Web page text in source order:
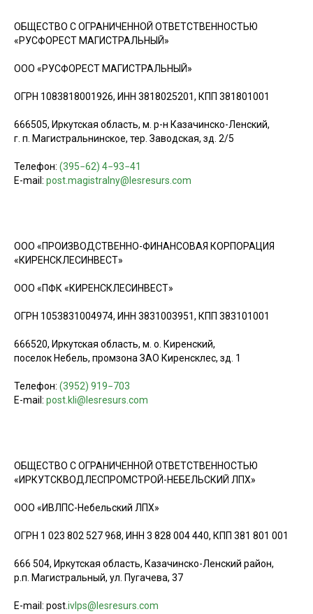
ОБЩЕСТВО С ОГРАНИЧЕННОЙ ОТВЕТСТВЕННОСТЬЮ
«РУСФОРЕСТ МАГИСТРАЛЬНЫЙ»
ООО «РУСФОРЕСТ МАГИСТРАЛЬНЫЙ»
ОГРН 1083818001926, ИНН 3818025201, КПП 381801001
666505, Иркутская область, м. р-н Казачинско-Ленский,
г. п. Магистральнинское, тер. Заводская, зд. 2/5
Телефон: (395−62) 4−93−41
E-mail: post.magistralny@lesresurs.com
ООО «ПРОИЗВОДСТВЕННО-ФИНАНСОВАЯ КОРПОРАЦИЯ
«КИРЕНСКЛЕСИНВЕСТ»
ООО «ПФК «КИРЕНСКЛЕСИНВЕСТ»
ОГРН 1053831004974, ИНН 3831003951, КПП 383101001
666520, Иркутская область, м. о. Киренский,
поселок Небель, промзона ЗАО Киренсклес, зд. 1
Телефон: (3952) 919−703
E-mail: post.kli@lesresurs.com
ОБЩЕСТВО С ОГРАНИЧЕННОЙ ОТВЕТСТВЕННОСТЬЮ
«ИРКУТСКВОДЛЕСПРОМСТРОЙ-НЕБЕЛЬСКИЙ ЛПХ»
ООО «ИВЛПС-Небельский ЛПХ»
ОГРН 1 023 802 527 968, ИНН 3 828 004 440, КПП 381 801 001
666 504, Иркутская область, Казачинско-Ленский район,
р.п. Магистральный, ул. Пугачева, 37
E-mail: post.ivlps@lesresurs.com